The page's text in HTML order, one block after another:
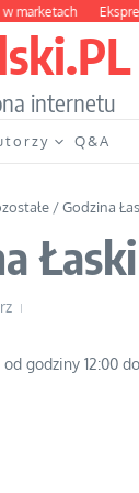
Ekspresowy
internetu
Q&A
/Godzina
Łaski
godziny 12:00